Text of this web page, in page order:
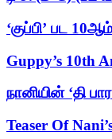
‘குப்பி’ பட
Guppy’s 10th
நானியின் ‘தி
Teaser Of